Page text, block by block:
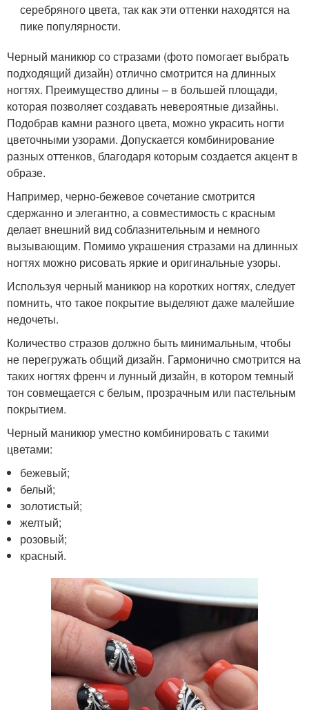
серебряного цвета, так как эти оттенки находятся на
пике популярности.
Черный маникюр со стразами (фото помогает выбрать
подходящий дизайн) отлично смотрится на длинных
ногтях. Преимущество длины – в большей площади,
которая позволяет создавать невероятные дизайны.
Подобрав камни разного цвета, можно украсить ногти
цветочными узорами. Допускается комбинирование
разных оттенков, благодаря которым создается акцент в
образе.
Например, черно-бежевое сочетание смотрится
сдержанно и элегантно, а совместимость с красным
делает внешний вид соблазнительным и немного
вызывающим. Помимо украшения стразами на длинных
ногтях можно рисовать яркие и оригинальные узоры.
Используя черный маникюр на коротких ногтях, следует
помнить, что такое покрытие выделяют даже малейшие
недочеты.
Количество стразов должно быть минимальным, чтобы
не перегружать общий дизайн. Гармонично смотрится на
таких ногтях френч и лунный дизайн, в котором темный
тон совмещается с белым, прозрачным или пастельным
покрытием.
Черный маникюр уместно комбинировать с такими
цветами:
бежевый;
белый;
золотистый;
желтый;
розовый;
красный.